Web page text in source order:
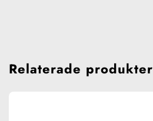
Relaterade produkter